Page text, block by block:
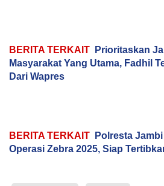
BERITA TERKAIT
Prioritaskan
Masyarakat Yang Utama, Fadhil
Dari Wapres
BERITA TERKAIT
Polresta
Operasi Zebra 2025, Siap